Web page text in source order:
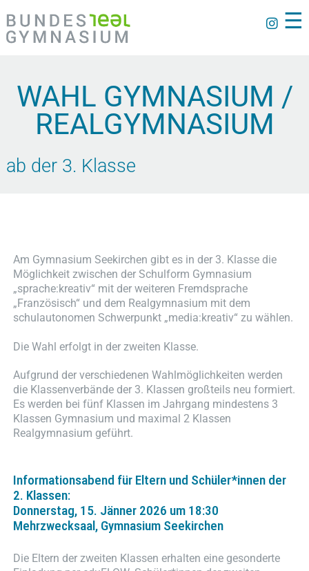
☰
WAHL GYMNASIUM /
REALGYMNASIUM
ab der 3. Klasse
Am Gymnasium Seekirchen gibt es in der 3. Klasse die
Möglichkeit zwischen der Schulform Gymnasium
„sprache:kreativ“ mit der weiteren Fremdsprache
„Französisch“ und dem Realgymnasium mit dem
schulautonomen Schwerpunkt „media:kreativ“ zu wählen.
Die Wahl erfolgt in der zweiten Klasse.
Aufgrund der verschiedenen Wahlmöglichkeiten werden
die Klassenverbände der 3. Klassen großteils neu formiert.
Es werden bei fünf Klassen im Jahrgang mindestens 3
Klassen Gymnasium und maximal 2 Klassen
Realgymnasium geführt.
Informationsabend für Eltern und Schüler*innen der
2. Klassen:
Donnerstag, 15. Jänner 2026 um 18:30
Mehrzwecksaal, Gymnasium Seekirchen
Die Eltern der zweiten Klassen erhalten eine gesonderte